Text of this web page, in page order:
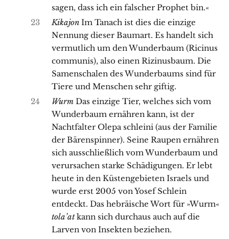
sagen, dass ich ein falscher Prophet bin.«
23
KikajonIm Tanach ist dies die einzige
Nennung dieser Baumart. Es handelt sich
vermutlich um den Wunderbaum (Ricinus
communis), also einen Rizinusbaum. Die
Samenschalen des Wunderbaums sind für
Tiere und Menschen sehr giftig.
24
WurmDas einzige Tier, welches sich vom
Wunderbaum ernähren kann, ist der
Nachtfalter Olepa schleini (aus der Familie
der Bärenspinner). Seine Raupen ernähren
sich ausschließlich vom Wunderbaum und
verursachen starke Schädigungen. Er lebt
heute in den Küstengebieten Israels und
wurde erst 2005 von Yosef Schlein
entdeckt. Das hebräische Wort für »Wurm«
tola’atkann sich durchaus auch auf die
Larven von Insekten beziehen.